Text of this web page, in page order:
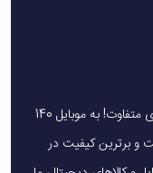
یک خرید هوشمندانه ، قیمت منصفانه، تجربه‌ای متفاوت! به موبایل 140
و برترین کیفیت در